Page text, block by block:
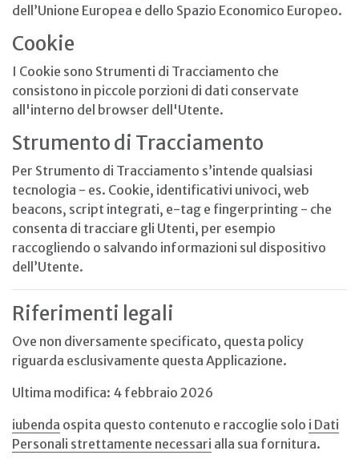
dell’Unione Europea e dello Spazio Economico Europeo.
Cookie
I Cookie sono Strumenti di Tracciamento che
consistono in piccole porzioni di dati conservate
all'interno del browser dell'Utente.
Strumento di Tracciamento
Per Strumento di Tracciamento s’intende qualsiasi
tecnologia - es. Cookie, identificativi univoci, web
beacons, script integrati, e-tag e fingerprinting - che
consenta di tracciare gli Utenti, per esempio
raccogliendo o salvando informazioni sul dispositivo
dell’Utente.
Riferimenti legali
Ove non diversamente specificato, questa policy
riguarda esclusivamente questa Applicazione.
Ultima modifica: 4 febbraio 2026
iubenda ospita questo contenuto e raccoglie solo i Dati
Personali strettamente necessari alla sua fornitura.